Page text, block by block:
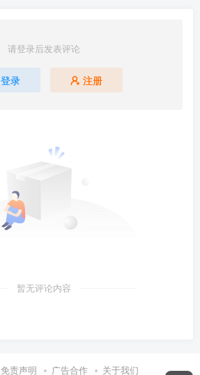
请登录后发表评论
登录 注册
暂无评论内容
免责声明 广告合作 关于我们